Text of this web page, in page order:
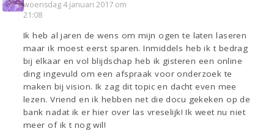
woensdag 4 januari 2017 om
21:08
Ik heb al jaren de wens om mijn ogen te laten laseren
maar ik moest eerst sparen. Inmiddels heb ik t bedrag
bij elkaar en vol blijdschap heb ik gisteren een online
ding ingevuld om een afspraak voor onderzoek te
maken bij vision. Ik zag dit topic en dacht even mee
lezen. Vriend en ik hebben net die docu gekeken op de
bank nadat ik er hier over las vreselijk! Ik weet nu niet
meer of ik t nog wil!